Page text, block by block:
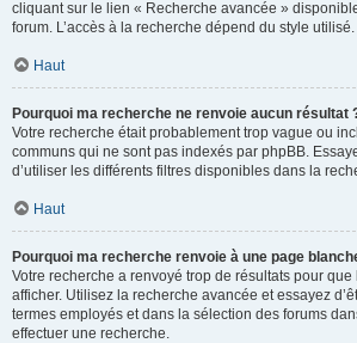
cliquant sur le lien « Recherche avancée »
forum. L’accès à la recherche dépend du style utilisé.
Haut
Pourquoi ma recherche ne renvoie aucun résultat
Votre recherche était probablement trop vague ou
communs qui ne sont pas indexés par phpBB.
d’utiliser les différents filtres disponibles dans la
Haut
Pourquoi ma recherche renvoie à une page
Votre recherche a renvoyé trop de résultats pour
afficher. Utilisez la recherche avancée et essayez
termes employés et dans la sélection des forums
effectuer une recherche.